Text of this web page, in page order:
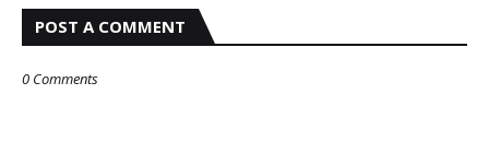
POST A COMMENT
0 Comments